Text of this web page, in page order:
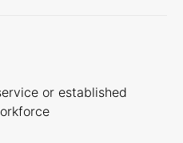
or established